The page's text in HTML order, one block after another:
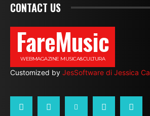
CONTACT US
FareMusic
WEBMAGAZINE MUSICA&CULTURA
Customized by JesSoftware di Jessica